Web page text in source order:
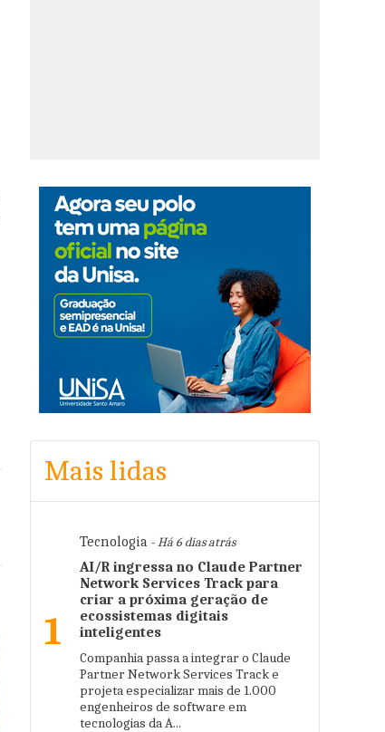
Mais lidas
1
Tecnologia - Há 6 dias atrás
AI/R ingressa no Claude Partner
Network Services Track para
criar a próxima geração de
ecossistemas digitais
inteligentes
Companhia passa a integrar o Claude
Partner Network Services Track e
projeta especializar mais de 1.000
engenheiros de software em
tecnologias da A...